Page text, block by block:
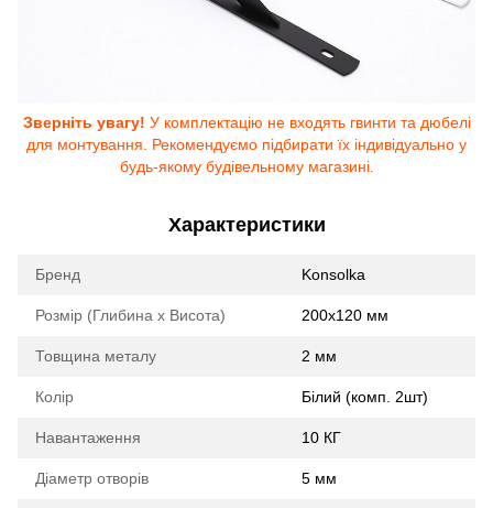
Зверніть увагу! У комплектацію не входять гвинти та дюбелі
для монтування. Рекомендуємо підбирати їх індивідуально у
будь-якому будівельному магазині.
Характеристики
Бренд Konsolka
Розмір (Глибина х Висота) 200x120 мм
Товщина металу 2 мм
Колір Білий (комп. 2шт)
Навантаження 10 КГ
Діаметр отворів 5 мм